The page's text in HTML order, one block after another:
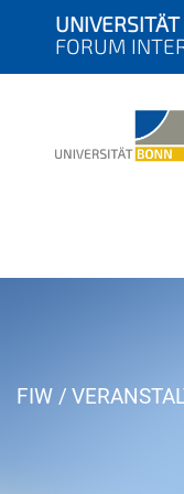
FORUM
Y
FIW